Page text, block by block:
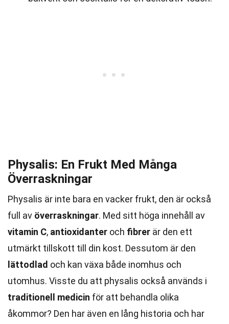
Physalis: En Frukt Med Många
Överraskningar
Physalis är inte bara en vacker frukt, den är också
full av överraskningar. Med sitt höga innehåll av
vitamin C, antioxidanter och fibrer är den ett
utmärkt tillskott till din kost. Dessutom är den
lättodlad och kan växa både inomhus och
utomhus. Visste du att physalis också används i
traditionell medicin för att behandla olika
åkommor? Den har även en lång historia och har